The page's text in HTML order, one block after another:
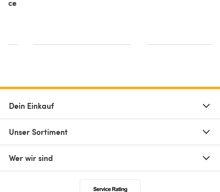
Dein Einkauf
Unser Sortiment
Wer wir sind